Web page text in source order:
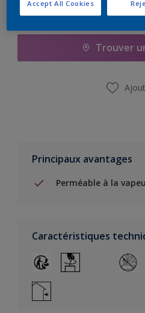
Ajouter à la
Trouver
Principaux avantages
Perméable à la
Caractéristiques
Accept All Cookies